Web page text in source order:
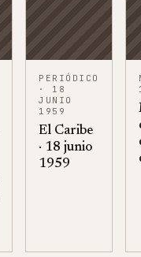
PERIÓDICO
· 18
JUNIO
1959
El Caribe
· 18 junio
1959